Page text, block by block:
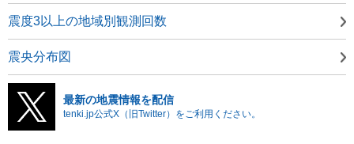
震度3以上の地域別観測回数
震央分布図
最新の地震情報を配信
tenki.jp公式X（旧Twitter）をご利用ください。